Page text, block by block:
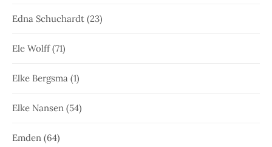
Edna Schuchardt (23)
Ele Wolff(71)
Elke Bergsma (1)
Elke Nansen (54)
Emden (64)